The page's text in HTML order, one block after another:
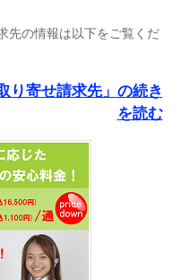
先の情報は以下をご覧くだ
り寄せ請求先」の続き
を読む